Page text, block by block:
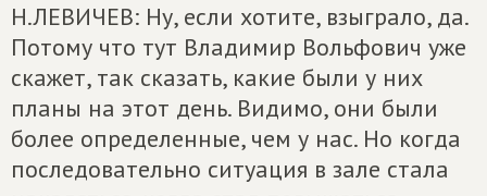
Н.ЛЕВИЧЕВ: Ну, если хотите, взыграло, да.
Потому что тут Владимир Вольфович уже
скажет, так сказать, какие были у них
планы на этот день. Видимо, они были
более определенные, чем у нас. Но когда
последовательно ситуация в зале стала